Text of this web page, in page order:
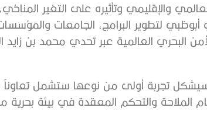
والإقليمي وتأثيره على التغير
أبوظبي لتطوير البرامج، الجامعات
البحري العالمية عبر تحدي محمد بن زايد
التحدي عام 2023، وسيشكل تجربة أولى من نوعها ستشمل
الملاحة والتحكم المعقدة في بيئة